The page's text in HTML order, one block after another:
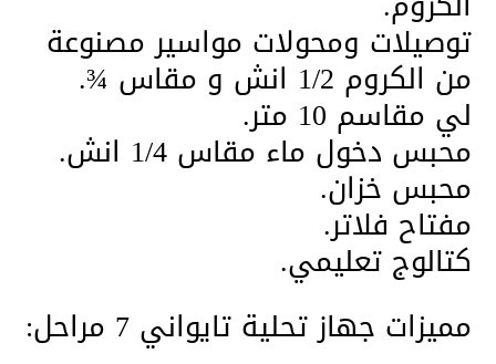
توصيلات ومحولات مواسير مصنوعة
من الكروم 1/2 انش و مقاس ¾.
لي مقاسم 10 متر.
محبس دخول ماء مقاس 1/4 انش.
محبس خزان.
مفتاح فلاتر.
كتالوج تعليمي.
مميزات جهاز تحلية تايواني 7 مراحل: